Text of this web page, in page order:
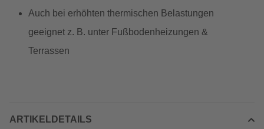
Auch bei erhöhten thermischen Belastungen
geeignet z. B. unter Fußbodenheizungen &
Terrassen
ARTIKELDETAILS